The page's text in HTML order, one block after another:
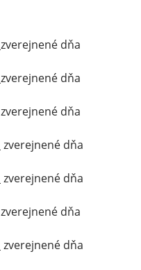
zverejnené dňa
zverejnené dňa
zverejnené dňa
zverejnené dňa
zverejnené dňa
zverejnené dňa
zverejnené dňa